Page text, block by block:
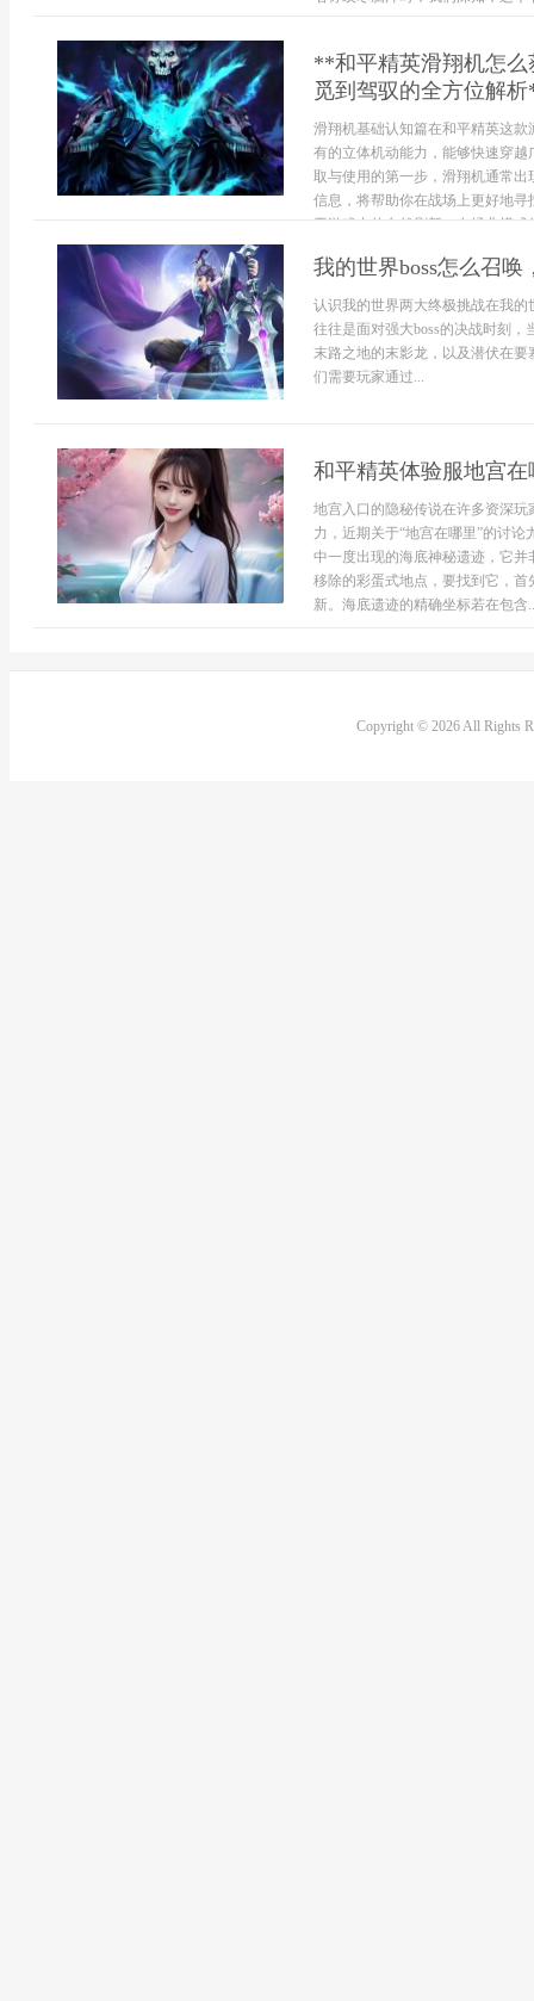
**和平精英滑翔机怎
觅到驾驭的全方位解
滑翔机基础认知篇在和平精英这
有的立体机动能力，能够快速穿
取与使用的第一步，滑翔机通常
信息，将帮助你在战场上更好地
于游戏内的自然刷新，在经典模式
我的世界boss怎么召
认识我的世界两大终极挑战在我
往往是面对强大boss的决战时刻
末路之地的末影龙，以及潜伏在
们需要玩家通过...
和平精英体验服地宫
地宫入口的隐秘传说在许多资深
力，近期关于“地宫在哪里”的讨
中一度出现的海底神秘遗迹，它
移除的彩蛋式地点，要找到它，
新。海底遗迹的精确坐标若在包含
Copyright © 2026 All Rights